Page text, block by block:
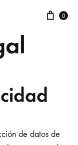
Cart
0
de datos de